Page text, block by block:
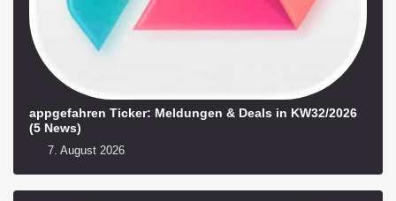
appgefahren Ticker: Meldungen & Deals in KW32/2026
(5 News)
7. August 2026